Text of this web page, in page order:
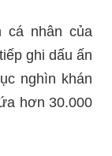
cá nhân của
ghi dấu ấn
nghìn khán
hơn 30.000